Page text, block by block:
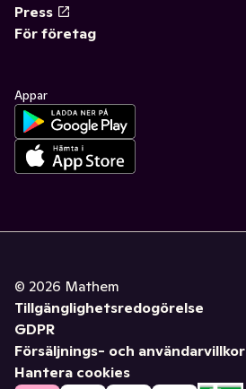
Press
För företag
Appar
© 2026 Mathem
Tillgänglighetsredogörelse
GDPR
Försäljnings- och användarvillkor
Hantera cookies